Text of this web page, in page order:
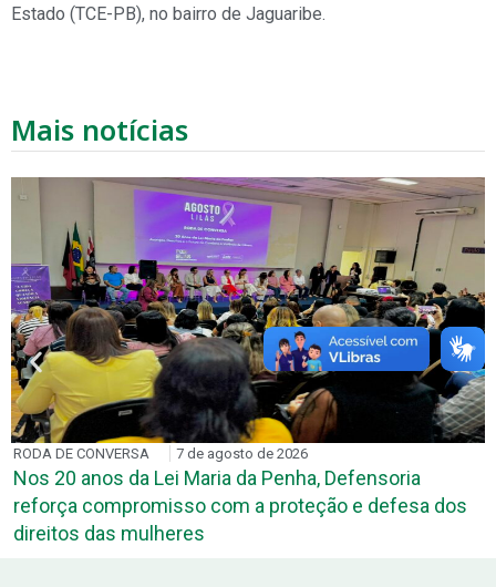
Estado (TCE-PB), no bairro de Jaguaribe.
Mais notícias
RODA DE CONVERSA 7 de agosto de 2026
Nos 20 anos da Lei Maria da Penha, Defensoria
reforça compromisso com a proteção e defesa dos
direitos das mulheres